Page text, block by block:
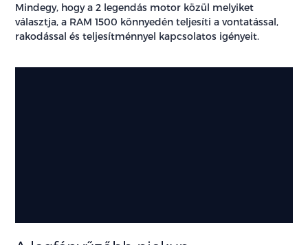
Mindegy, hogy a 2 legendás motor közül melyiket
választja, a RAM 1500 könnyedén teljesíti a vontatással,
rakodással és teljesítménnyel kapcsolatos igényeit.